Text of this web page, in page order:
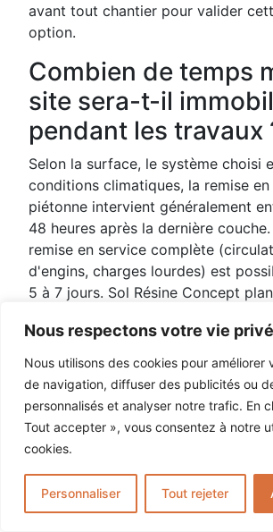
Nous respectons votre vie
Nous utilisons des cookies pour améliorer
de navigation, diffuser des publicités ou
personnalisés et analyser notre trafic. En
Tout accepter », vous consentez à notre
cookies.
Personnaliser Tout rejeter
avant tout chantier pour valider
option.
Combien de temps
site sera-t-il
pendant les travaux
Selon la surface, le système choisi
conditions climatiques, la remise
piétonne intervient généralement
48 heures après la dernière couche.
remise en service complète
d'engins, charges lourdes) est
5 à 7 jours. Sol Résine Concept
concertation avec le responsable de
pour minimiser l'impact sur la
Comment savoir si
sol actuel est
HACCP ?
Un sol conforme HACCP doit être :
joint apparent, imperméable,